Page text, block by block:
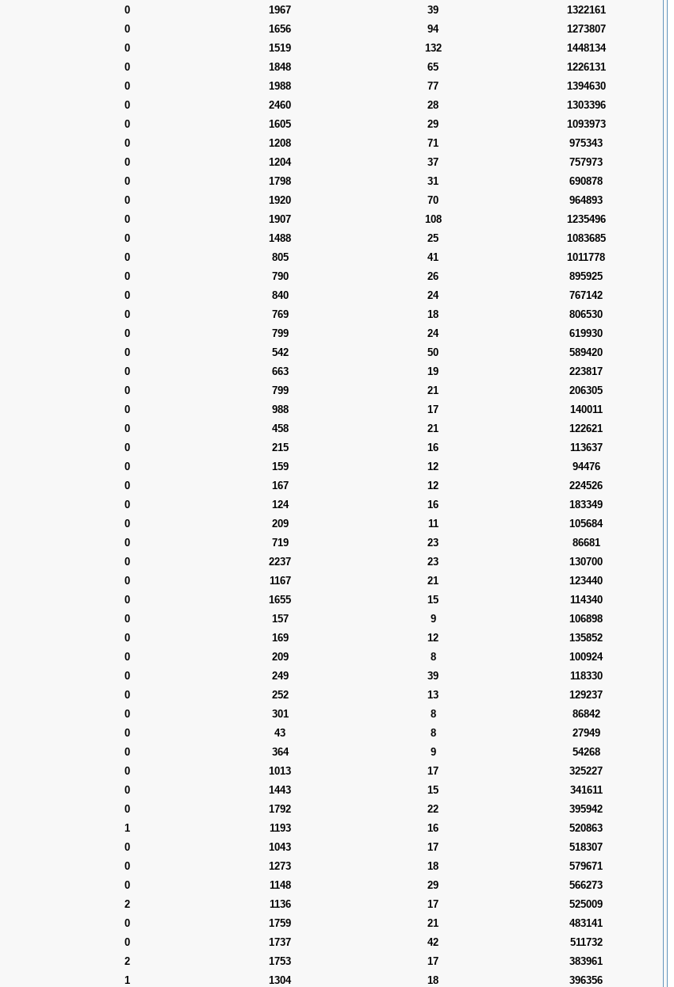
0 1967 39
1322161
0 1656 94
1273807
0 1519 132
1448134
0 1848 65
1226131
0 1988 77
1394630
0 2460 28
1303396
0 1605 29
1093973
0 1208 71
975343
0 1204 37
757973
0 1798 31
690878
0 1920 70
964893
0 1907 108
1235496
0 1488 25
1083685
0 805 41
1011778
0 790 26
895925
0 840 24
767142
0 769 18
806530
0 799 24
619930
0 542 50
589420
0 663 19
223817
0 799 21
206305
0 988 17
140011
0 458 21
122621
0 215 16
113637
0 159 12
94476
0 167 12
224526
0 124 16
183349
0 209 11
105684
0 719 23
86681
0 2237 23
130700
0 1167 21
123440
0 1655 15
114340
0 157 9
106898
0 169 12
135852
0 209 8
100924
0 249 39
118330
0 252 13
129237
0 301 8
86842
0 43 8
27949
0 364 9
54268
0 1013 17
325227
0 1443 15
341611
0 1792 22
395942
1 1193 16
520863
0 1043 17
518307
0 1273 18
579671
0 1148 29
566273
2 1136 17
525009
0 1759 21
483141
0 1737 42
511732
2 1753 17
383961
1 1304 18
396356